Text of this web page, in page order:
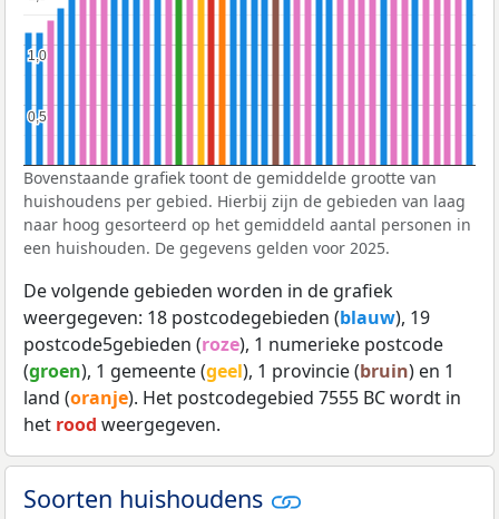
0,5
0,5
1,0
1,0
Bovenstaande grafiek toont de gemiddelde grootte van
huishoudens per gebied. Hierbij zijn de gebieden van laag
naar hoog gesorteerd op het gemiddeld aantal personen in
een huishouden. De gegevens gelden voor 2025.
De volgende gebieden worden in de grafiek
weergegeven: 18 postcodegebieden (blauw), 19
postcode5gebieden (roze), 1 numerieke postcode
(groen), 1 gemeente (geel), 1 provincie (bruin) en 1
land (oranje). Het postcodegebied 7555 BC wordt in
het rood weergegeven.
Soorten huishoudens